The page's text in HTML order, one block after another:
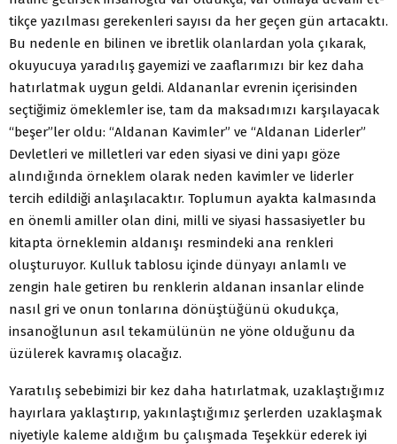
tikçe yazılması gerekenleri sayısı da her geçen gün artacaktı.
Bu nedenle en bilinen ve ibretlik olanlardan yola çıkarak,
okuyucuya yaradılış ga­yemizi ve zaaflarımızı bir kez daha
hatırlatmak uygun geldi. Aldananlar evrenin içerisinden
seçtiğimiz ömeklemler ise, tam da maksadımızı kar­şılayacak
“beşer”ler oldu: “Aldanan Kavimler” ve “Aldanan Liderler”
Devletleri ve milletleri var eden siyasi ve dini yapı göze
alındığında örneklem olarak neden kavimler ve liderler
tercih edildiği anlaşılacak­tır. Toplumun ayakta kalmasında
en önemli amiller olan dini, milli ve siyasi hassasiyetler bu
kitapta örneklemin aldanışı resmindeki ana renk­leri
oluşturuyor. Kulluk tablosu içinde dünyayı anlamlı ve
zengin hale getiren bu renklerin aldanan insanlar elinde
nasıl gri ve onun tonlarına dönüştüğünü okudukça,
insanoğlunun asıl tekamülünün ne yöne oldu­ğunu da
üzülerek kavramış olacağız.
Yaratılış sebebimizi bir kez daha hatırlatmak, uzaklaştığımız
hayır­lara yaklaştırıp, yakınlaştığımız şerlerden uzaklaşmak
niyetiyle kaleme aldığım bu çalışmada Teşekkür ederek iyi